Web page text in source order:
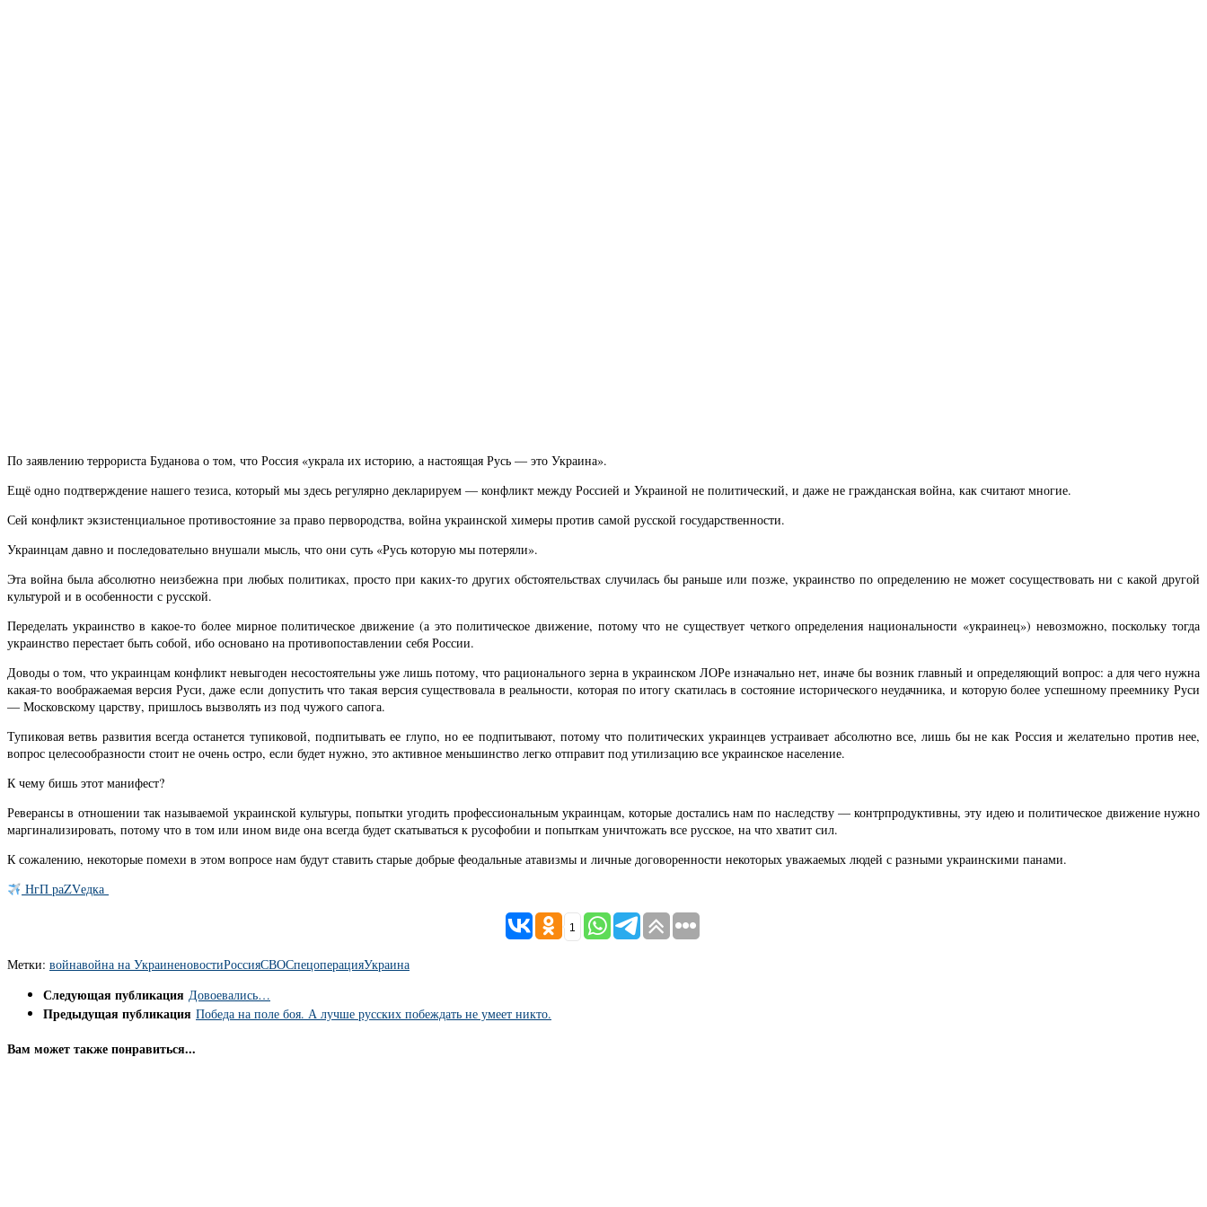
По заявлению террориста Буданова о том, что Россия «украла их историю, а настоящая Русь — это Украина».
Ещё одно подтверждение нашего тезиса, который мы здесь регулярно декларируем — конфликт между Россией и Украиной не политический, и даже не гражданская война, как считают многие.
Сей конфликт экзистенциальное противостояние за право первородства, война украинской химеры против самой русской государственности.
Украинцам давно и последовательно внушали мысль, что они суть «Русь которую мы потеряли».
Эта война была абсолютно неизбежна при любых политиках, просто при каких-то других обстоятельствах случилась бы раньше или позже, украинство по определению не может сосуществовать ни с какой другой
культурой и в особенности с русской.
Переделать украинство в какое-то более мирное политическое движение (а это политическое движение, потому что не существует четкого определения национальности «украинец») невозможно, поскольку тогда
украинство перестает быть собой, ибо основано на противопоставлении себя России.
Доводы о том, что украинцам конфликт невыгоден несостоятельны уже лишь потому, что рационального зерна в украинском ЛОРе изначально нет, иначе бы возник главный и определяющий вопрос: а для чего нужна
какая-то воображаемая версия Руси, даже если допустить что такая версия существовала в реальности, которая по итогу скатилась в состояние исторического неудачника, и которую более успешному преемнику Руси
— Московскому царству, пришлось вызволять из под чужого сапога.
Тупиковая ветвь развития всегда останется тупиковой, подпитывать ее глупо, но ее подпитывают, потому что политических украинцев устраивает абсолютно все, лишь бы не как Россия и желательно против нее,
вопрос целесообразности стоит не очень остро, если будет нужно, это активное меньшинство легко отправит под утилизацию все украинское население.
К чему бишь этот манифест?
Реверансы в отношении так называемой украинской культуры, попытки угодить профессиональным украинцам, которые достались нам по наследству — контрпродуктивны, эту идею и политическое движение нужно
маргинализировать, потому что в том или ином виде она всегда будет скатываться к русофобии и попыткам уничтожать все русское, на что хватит сил.
К сожалению, некоторые помехи в этом вопросе нам будут ставить старые добрые феодальные атавизмы и личные договоренности некоторых уважаемых людей с разными украинскими панами.
НгП раZVедка
1
Метки: войнавойна на УкраиненовостиРоссияСВОСпецоперацияУкраина
Следующая публикация Довоевались…
Предыдущая публикация Победа на поле боя. А лучше русских побеждать не умеет никто.
Вам может также понравиться...